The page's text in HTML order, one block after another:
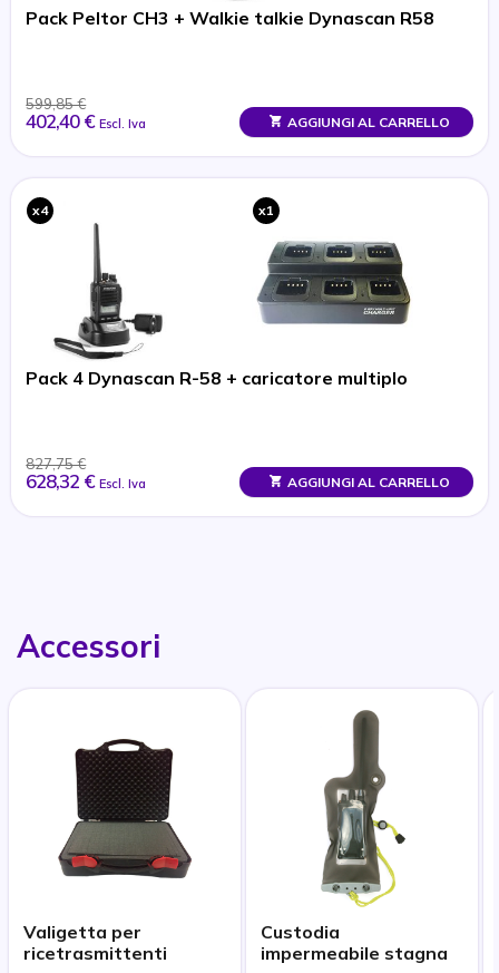
Pack Peltor CH3 + Walkie talkie Dynascan R58
599,85 €
402,40 € Escl. Iva AGGIUNGI AL CARRELLO
x4 x1
Pack 4 Dynascan R-58 + caricatore multiplo
827,75 €
628,32 € Escl. Iva AGGIUNGI AL CARRELLO
Accessori
Valigetta per
ricetrasmittenti
Custodia
impermeabile stagna